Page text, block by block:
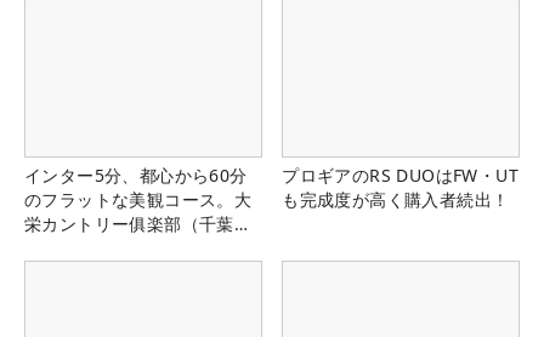
インター5分、都心から60分
のフラットな美観コース。大
栄カントリー俱楽部（千葉
プロギアのRS DUOはFW・UT
も完成度が高く購入者続出！